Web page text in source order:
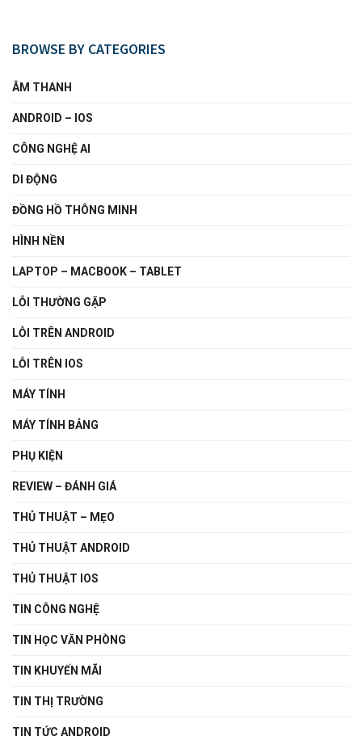
BROWSE BY CATEGORIES
ÂM THANH
ANDROID – IOS
CÔNG NGHỆ AI
DI ĐỘNG
ĐỒNG HỒ THÔNG MINH
HÌNH NỀN
LAPTOP – MACBOOK – TABLET
LỖI THƯỜNG GẶP
LỖI TRÊN ANDROID
LỖI TRÊN IOS
MÁY TÍNH
MÁY TÍNH BẢNG
PHỤ KIỆN
REVIEW – ĐÁNH GIÁ
THỦ THUẬT – MẸO
THỦ THUẬT ANDROID
THỦ THUẬT IOS
TIN CÔNG NGHỆ
TIN HỌC VĂN PHÒNG
TIN KHUYẾN MÃI
TIN THỊ TRƯỜNG
TIN TỨC ANDROID